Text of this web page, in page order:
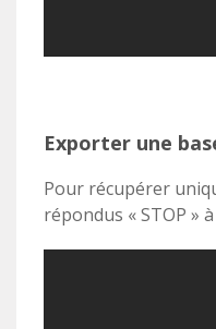
Exporter une
Pour récupérer
répondus « STOP »